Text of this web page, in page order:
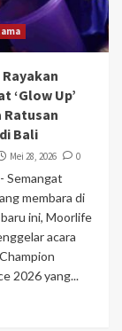
‘Glow Up’
Ratusan
Bali
Mei 28, 2026 0
Semangat
membara di
ini, Moorlife
acara
2026 yang...